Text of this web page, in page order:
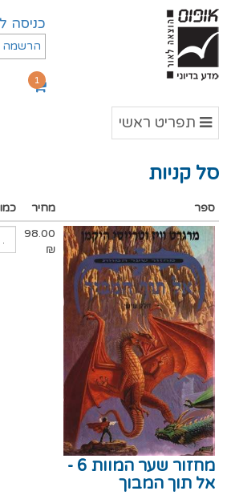
כניסה
הרשמה
1
תפריט
תפריט ראשי
סל קניות
ספר מחיר
מחזור שער המוות 6 -
אל תוך המבוך
98.00
₪